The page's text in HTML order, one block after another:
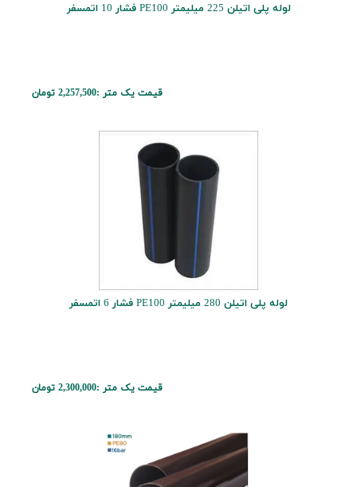
لوله پلی اتیلن 225 میلیمتر PE100 فشار 10 اتمسفر
قیمت یک متر :2,257,500 تومان
لوله پلی اتیلن 280 میلیمتر PE100 فشار 6 اتمسفر
قیمت یک متر :2,300,000 تومان